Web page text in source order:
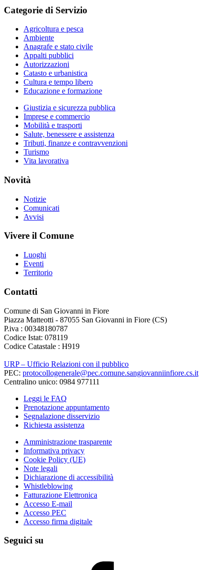
Categorie di Servizio
Agricoltura e pesca
Ambiente
Anagrafe e stato civile
Appalti pubblici
Autorizzazioni
Catasto e urbanistica
Cultura e tempo libero
Educazione e formazione
Giustizia e sicurezza pubblica
Imprese e commercio
Mobilità e trasporti
Salute, benessere e assistenza
Tributi, finanze e contravvenzioni
Turismo
Vita lavorativa
Novità
Notizie
Comunicati
Avvisi
Vivere il Comune
Luoghi
Eventi
Territorio
Contatti
Comune di San Giovanni in Fiore
Piazza Matteotti - 87055 San Giovanni in Fiore (CS)
P.iva : 00348180787
Codice Istat: 078119
Codice Catastale : H919
URP – Ufficio Relazioni con il pubblico
PEC: protocollogenerale@pec.comune.sangiovanniinfiore.cs.it
Centralino unico: 0984 977111
Leggi le FAQ
Prenotazione appuntamento
Segnalazione disservizio
Richiesta assistenza
Amministrazione trasparente
Informativa privacy
Cookie Policy (UE)
Note legali
Dichiarazione di accessibilità
Whistleblowing
Fatturazione Elettronica
Accesso E-mail
Accesso PEC
Accesso firma digitale
Seguici su